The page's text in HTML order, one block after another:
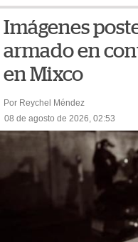
Imágenes
armado en
en Mixco
Por Reychel Méndez
08 de agosto de 2026, 02:53